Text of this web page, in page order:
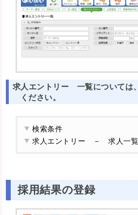
求人エントリー 一覧については
ください。
検索条件
求人エントリー － 求人一覧
採用結果の登録